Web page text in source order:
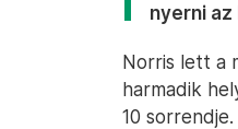
nyerni
Norris lett a
harmadik
10